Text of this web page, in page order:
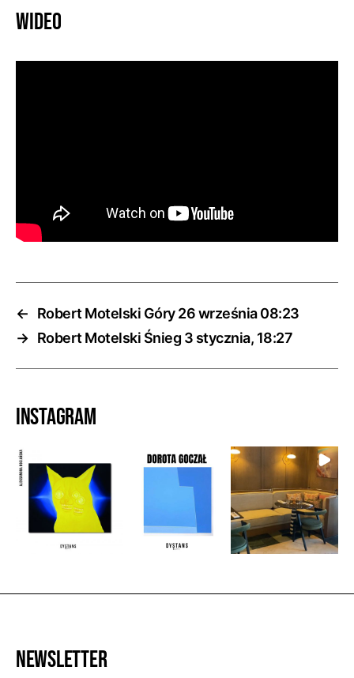
Wideo
←
Robert Motelski Góry 26 września 08:23
→ Robert Motelski Śnieg 3 stycznia, 18:27
Instagram
Newsletter